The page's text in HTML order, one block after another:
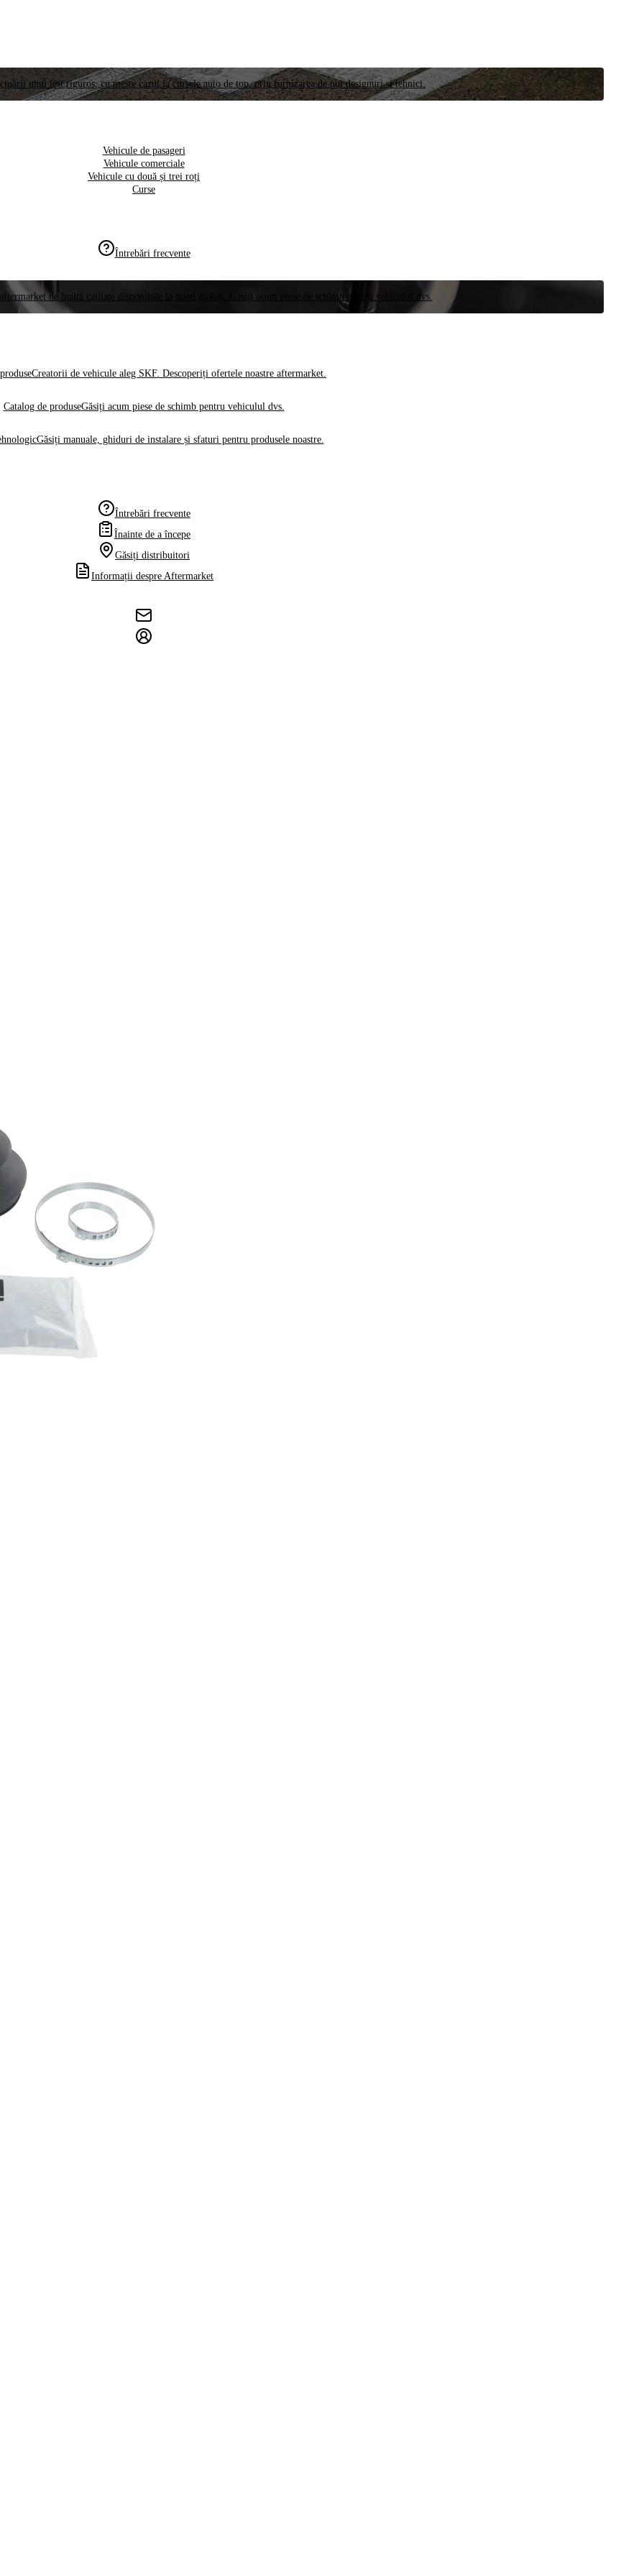
unui test riguros, cu meste cazul la cursele auto de top, prin furnizarea de noi designuri și tehnici.
Vehicule de pasageri
Vehicule comerciale
Vehicule cu două și trei roți
Curse
Întrebări frecvente
de înaltă calitate disponibile la nivel global. Găsiți acum piese de schimb pentru vehiculul dvs.
Creatorii de vehicule aleg SKF. Descoperiți ofertele noastre aftermarket.
Catalog de produseGăsiți acum piese de schimb pentru vehiculul dvs.
Găsiți manuale, ghiduri de instalare și sfaturi pentru produsele noastre.
Întrebări frecvente
Înainte de a începe
Găsiți distribuitori
Informații despre Aftermarket